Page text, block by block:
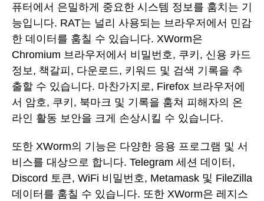
퓨터에서 은밀하게 중요한 시스템 정보를 훔치는 기
능입니다. RAT는 널리 사용되는 브라우저에서 민감
한 데이터를 훔칠 수 있습니다. XWorm은
Chromium 브라우저에서 비밀번호, 쿠키, 신용 카드
정보, 책갈피, 다운로드, 키워드 및 검색 기록을 추
출할 수 있습니다. 마찬가지로, Firefox 브라우저에
서 암호, 쿠키, 북마크 및 기록을 훔쳐 피해자의 온
라인 활동 보안을 크게 손상시킬 수 있습니다.
또한 XWorm의 기능은 다양한 응용 프로그램 및 서
비스를 대상으로 합니다. Telegram 세션 데이터,
Discord 토큰, WiFi 비밀번호, Metamask 및 FileZilla
데이터를 훔칠 수 있습니다. 또한 XWorm은 레지스